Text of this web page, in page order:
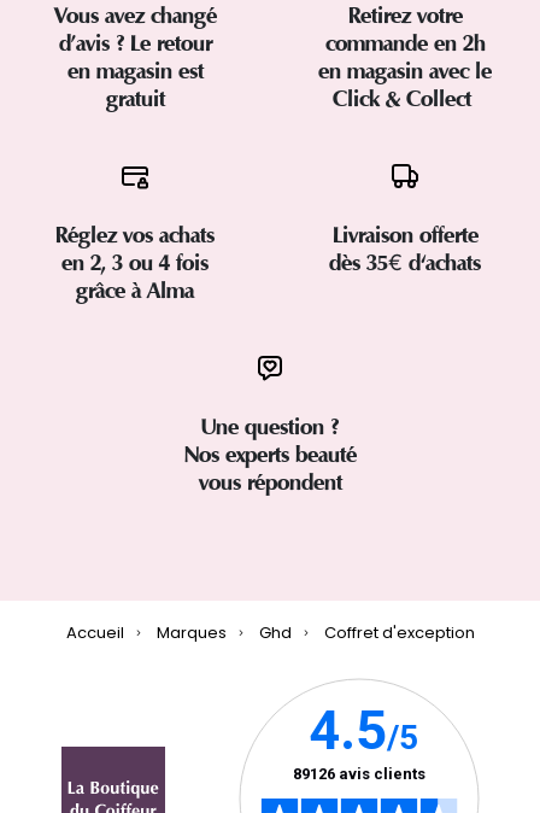
Vous avez changé
d’avis ? Le retour
en magasin est
gratuit
Retirez votre
commande en 2h
en magasin avec le
Click & Collect
Réglez vos achats
en 2, 3 ou 4 fois
grâce à Alma
Livraison offerte
dès 35€ d'achats
Une question ?
Nos experts beauté
vous répondent
Accueil Marques Ghd Coffret d'exception